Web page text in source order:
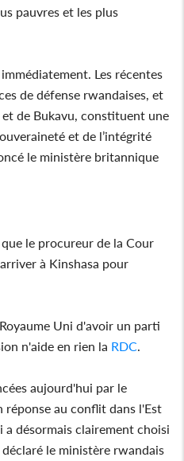
pauvres et les plus
Les récentes
de défense rwandaises, et
de Bukavu, constituent une
et de l’intégrité
le ministère britannique
le procureur de la Cour
à Kinshasa pour
Uni d'avoir un parti
n'aide en rien la RDC.
aujourd'hui par le
au conflit dans l'Est
a désormais clairement choisi
le ministère rwandais